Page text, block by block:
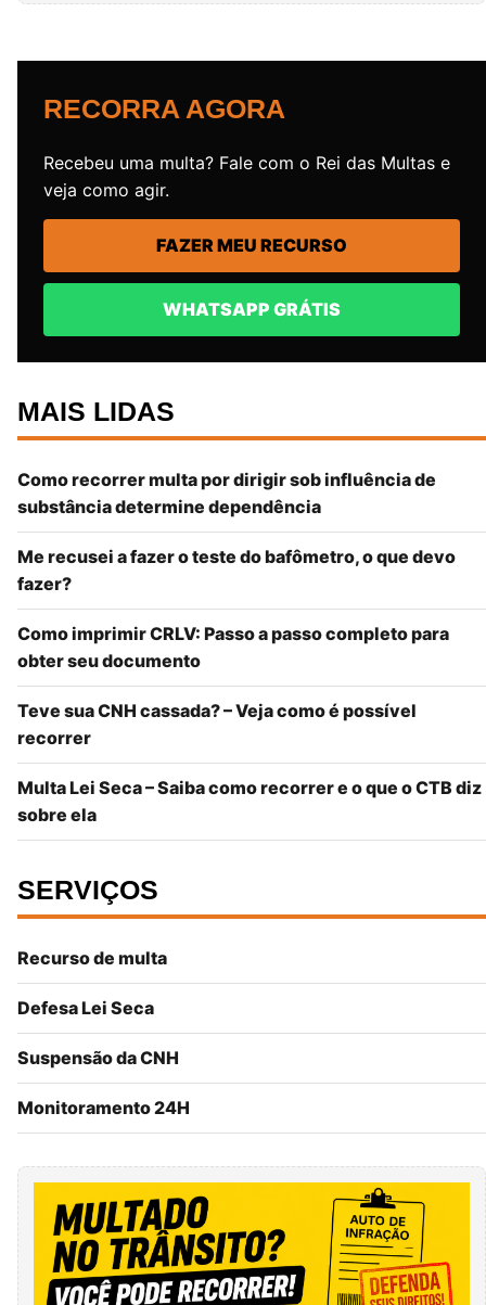
RECORRA AGORA
Recebeu uma multa? Fale com o Rei das Multas e
veja como agir.
FAZER MEU RECURSO
WHATSAPP GRÁTIS
MAIS LIDAS
Como recorrer multa por dirigir sob influência de
substância determine dependência
Me recusei a fazer o teste do bafômetro, o que devo
fazer?
Como imprimir CRLV: Passo a passo completo para
obter seu documento
Teve sua CNH cassada? – Veja como é possível
recorrer
Multa Lei Seca – Saiba como recorrer e o que o CTB diz
sobre ela
SERVIÇOS
Recurso de multa
Defesa Lei Seca
Suspensão da CNH
Monitoramento 24H